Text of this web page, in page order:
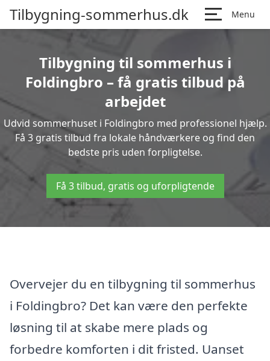
Tilbygning-sommerhus.dk Menu
Tilbygning til sommerhus i
Foldingbro – få gratis tilbud på
arbejdet
Udvid sommerhuset i Foldingbro med professionel hjælp.
Få 3 gratis tilbud fra lokale håndværkere og find den
bedste pris uden forpligtelse.
Få 3 tilbud, gratis og uforpligtende
Overvejer du en tilbygning til sommerhus
i Foldingbro? Det kan være den perfekte
løsning til at skabe mere plads og
forbedre komforten i dit fristed. Uanset